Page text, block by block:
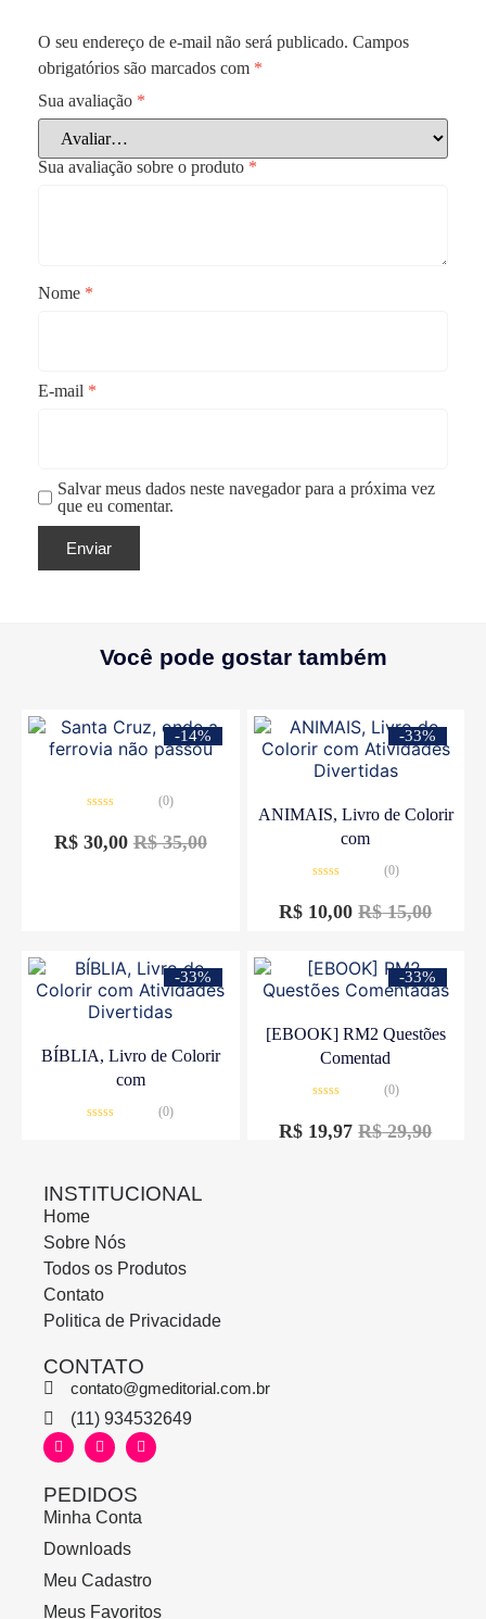
O seu endereço de e-mail não será publicado. Campos
obrigatórios são marcados com *
Sua avaliação *
Sua avaliação sobre o produto *
Nome *
E-mail *
Salvar meus dados neste navegador para a próxima vez
que eu comentar.
Você pode gostar também
-14%
0
de
(0)
R$35,00
R$30,00
-33%
ANIMAIS, Livro de Colorir
com
0
de
(0)
R$15,00
R$ 10,00
-33%
BÍBLIA, Livro de Colorir
com
(0)
-33%
[EBOOK] RM2 Questões
Comentad
0
de
(0)
R$29,90
R$ 19,97
INSTITUCIONAL
Home
Sobre Nós
Todos os Produtos
Contato
Politica de Privacidade
CONTATO
contato@gmeditorial.com.br
(11) 934532649
PEDIDOS
Minha Conta
Downloads
Meu Cadastro
Meus Favoritos